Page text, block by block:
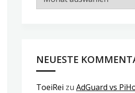
NEUESTE
ToeiRei zu AdGuard vs